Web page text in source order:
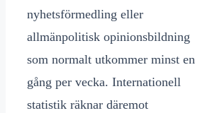
nyhetsförmedling eller
allmänpolitisk opinionsbildning
som normalt utkommer minst en
gång per vecka. Internationell
statistik räknar däremot